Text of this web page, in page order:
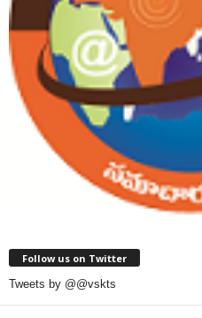
Follow us on Twitter
Tweets by @@vskts